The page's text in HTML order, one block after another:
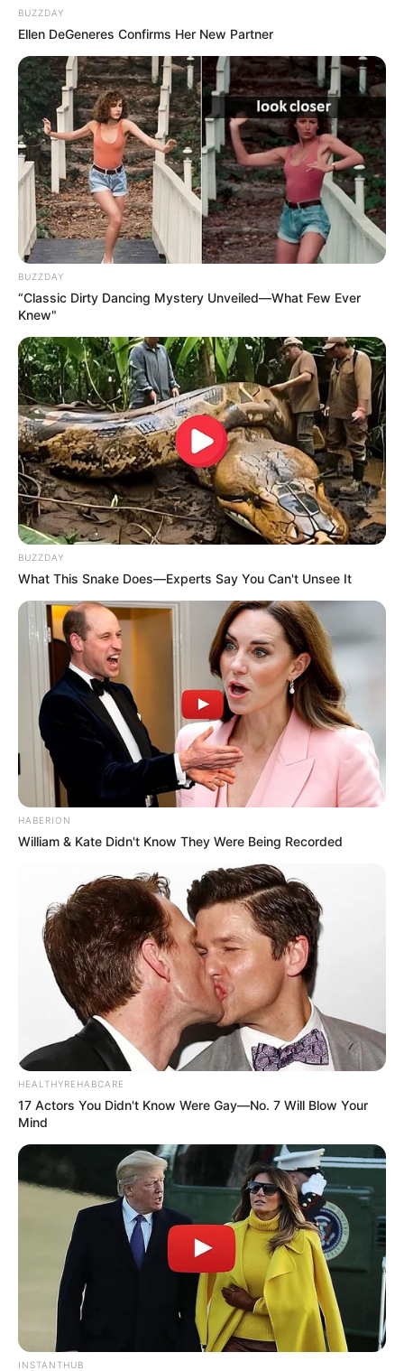
BUZZDAY
Ellen DeGeneres Confirms Her New Partner
BUZZDAY
“Classic Dirty Dancing Mystery Unveiled—What Few Ever
Knew"
BUZZDAY
What This Snake Does—Experts Say You Can't Unsee It
HABERION
William & Kate Didn't Know They Were Being Recorded
HEALTHYREHABCARE
17 Actors You Didn't Know Were Gay—No. 7 Will Blow Your
Mind
INSTANTHUB